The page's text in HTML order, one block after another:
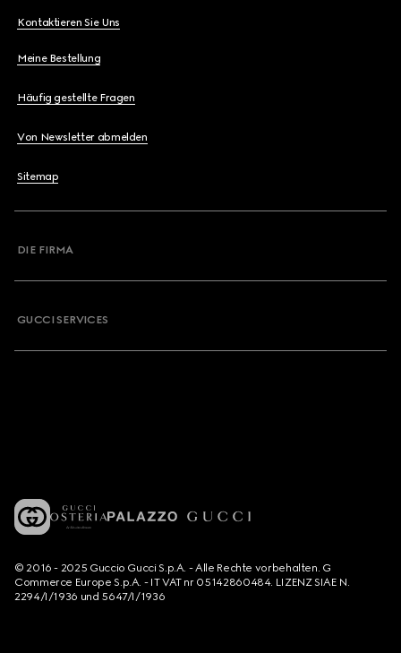
Kontaktieren Sie Uns
Meine Bestellung
Häufig gestellte Fragen
Von Newsletter abmelden
Sitemap
DIE FIRMA
GUCCI SERVICES
© 2016 - 2025 Guccio Gucci S.p.A. - Alle Rechte vorbehalten. G
Commerce Europe S.p.A. - IT VAT nr 05142860484. LIZENZ SIAE N.
2294/I/1936 und 5647/I/1936